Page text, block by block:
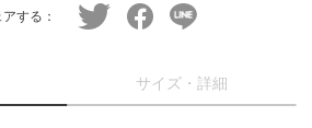
する： twitter facebookline
サイズ・詳細